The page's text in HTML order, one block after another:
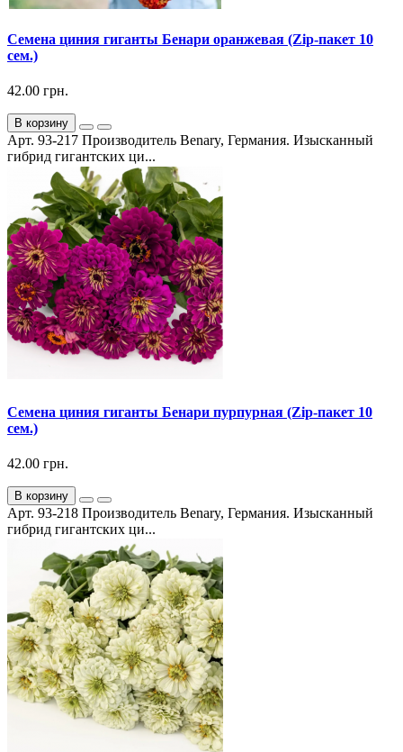
Семена циния гиганты Бенари оранжевая (Zip-пакет 10
сем.)
42.00 грн.
В корзину
Арт. 93-217 Производитель Benary, Германия. Изысканный
гибрид гигантских ци...
Семена циния гиганты Бенари пурпурная (Zip-пакет 10
сем.)
42.00 грн.
В корзину
Арт. 93-218 Производитель Benary, Германия. Изысканный
гибрид гигантских ци...